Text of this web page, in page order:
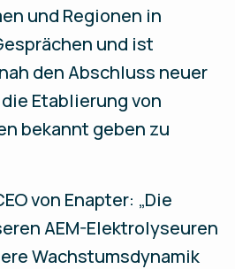
und Regionen in
und ist
den Abschluss neuer
Etablierung von
bekannt geben zu
von Enapter: „Die
AEM-Elektrolyseuren
Wachstumsdynamik